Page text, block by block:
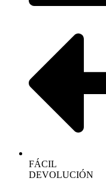
FÁCIL
DEVOLUCIÓN